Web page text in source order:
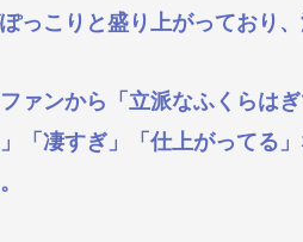
by livedoor 相互RSS
っこりと盛り上がっており
ァンから「立派なふくらは
「凄すぎ」「仕上がってる